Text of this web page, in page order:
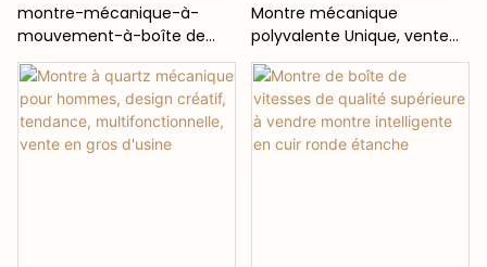
montre-mécanique-à-
mouvement-à-boîte de
vitesses-innovante-
spécialisée-sport-montre-
mécanique-à la mode-
montre-à-mouvement-à-
boîte de vitesses-
Montre mécanique
polyvalente Unique, vente
directe d'usine, montre de
loisirs à la mode pour
hommes, montre à quartz
étanche